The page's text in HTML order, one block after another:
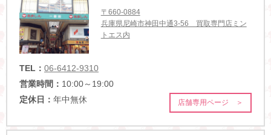
〒660-0884
兵庫県尼崎市神田中通3-56 買取専門店ミン
トエス内
TEL： 06-6412-9310
営業時間： 10:00～19:00
定休日： 年中無休 店舗専用ページ ＞